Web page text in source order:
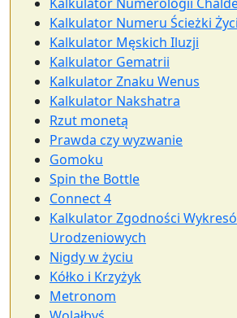
Kalkulator Numeru Ścieżki
Kalkulator Męskich Iluzji
Kalkulator Gematrii
Kalkulator Znaku Wenus
Kalkulator Nakshatra
Rzut monetą
Prawda czy wyzwanie
Gomoku
Spin the Bottle
Connect 4
Kalkulator Zgodności
Urodzeniowych
Nigdy w życiu
Kółko i Krzyżyk
Metronom